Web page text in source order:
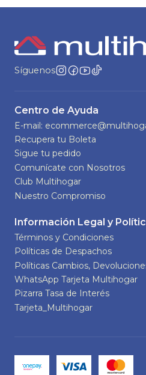
Síguenos
Centro de Ayuda
E-mail:
Recupera tu Boleta
Sigue tu pedido
Comunícate con Nosotros
Club Multihogar
Nuestro Compromiso
Información Legal y
Términos y Condiciones
Políticas de Despachos
Políticas Cambios,
WhatsApp Tarjeta Multihogar
Pizarra Tasa de Interés
Tarjeta_Multihogar